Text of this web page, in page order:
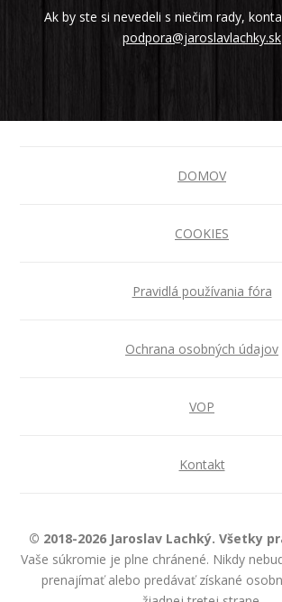
Ak by ste si nevedeli s niečim rady,
podpora@jaroslavlachky.sk
DOMOV
COOKIES
Pravidlá používania fóra
Ochrana osobných údajov
VOP
Kontakt
© 2018-2026 Jaroslav Lachký. Všetky
Vaše súkromie je plne chránené. Nikdy
prenajímať alebo predávať získané